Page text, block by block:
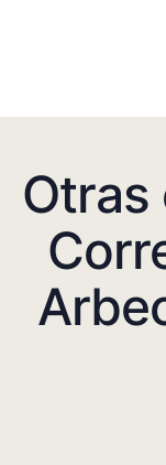
Otras